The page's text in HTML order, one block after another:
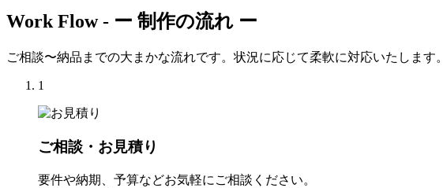
Work Flow - ー 制作の流れ ー
ご相談〜納品までの大まかな流れです。状況に応じて柔軟に対応いたします。
1
ご相談・お見積り
要件や納期、予算などお気軽にご相談ください。